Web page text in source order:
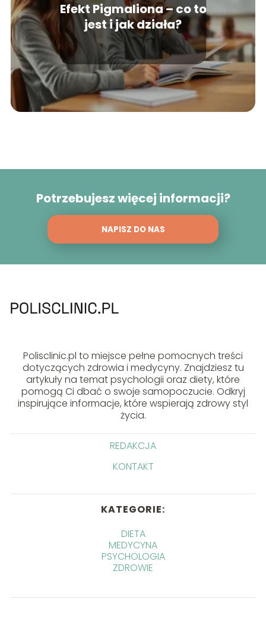
Efekt Pigmaliona – co to
jest i jak działa?
Potrzebujesz więcej informacji?
NAPISZ DO NAS
Polisclinic.pl to miejsce pełne pomocnych treści
dotyczących zdrowia i medycyny. Znajdziesz tu
artykuły na temat psychologii oraz diety, które
pomogą Ci dbać o swoje samopoczucie. Odkryj
inspirujące informacje, które wspierają zdrowy styl
życia.
REDAKCJA
KONTAKT
KATEGORIE:
DIETA
MEDYCYNA
PSYCHOLOGIA
ZDROWIE